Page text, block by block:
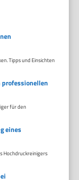
Tipps und Einsichten
professionellen
für den
eines
Hochdruckreinigers